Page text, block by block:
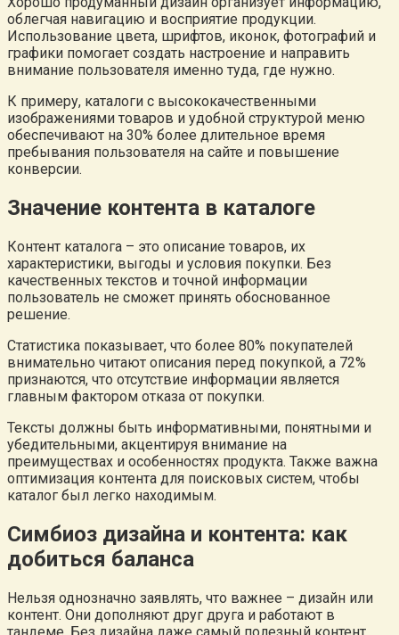
облегчая навигацию и восприятие продукции.
Использование цвета, шрифтов, иконок, фотографий и
графики помогает создать настроение и направить
внимание пользователя именно туда, где нужно.
К примеру, каталоги с высококачественными
изображениями товаров и удобной структурой меню
обеспечивают на 30% более длительное время
пребывания пользователя на сайте и повышение
конверсии.
Значение контента в каталоге
Контент каталога – это описание товаров, их
характеристики, выгоды и условия покупки. Без
качественных текстов и точной информации
пользователь не сможет принять обоснованное
решение.
Статистика показывает, что более 80% покупателей
внимательно читают описания перед покупкой, а 72%
признаются, что отсутствие информации является
главным фактором отказа от покупки.
Тексты должны быть информативными, понятными и
убедительными, акцентируя внимание на
преимуществах и особенностях продукта. Также важна
оптимизация контента для поисковых систем, чтобы
каталог был легко находимым.
Симбиоз дизайна и контента: как
добиться баланса
Нельзя однозначно заявлять, что важнее – дизайн или
контент. Они дополняют друг друга и работают в